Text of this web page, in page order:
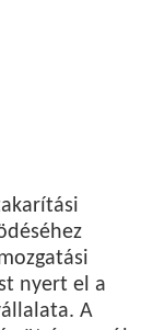
nyert el a
A